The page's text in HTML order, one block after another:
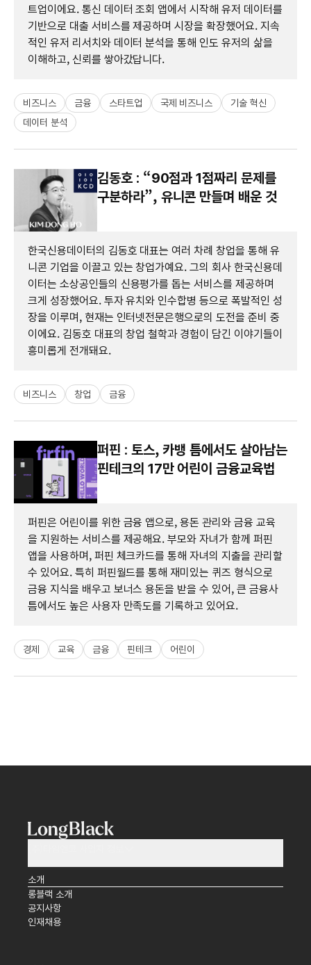
트업이에요. 통신 데이터 조회 앱에서 시작해 유저 데이터를
기반으로 대출 서비스를 제공하며 시장을 확장했어요. 지속
적인 유저 리서치와 데이터 분석을 통해 인도 유저의 삶을
이해하고, 신뢰를 쌓아갔답니다.
비즈니스 금융 스타트업 국제 비즈니스
기술 혁신
데이터 분석
김동호 : “90점과 1점짜리 문제를
구분하라”, 유니콘 만들며 배운 것
한국신용데이터의 김동호 대표는 여러 차례 창업을 통해 유
니콘 기업을 이끌고 있는 창업가예요. 그의 회사 한국신용데
이터는 소상공인들의 신용평가를 돕는 서비스를 제공하며
크게 성장했어요. 투자 유치와 인수합병 등으로 폭발적인 성
장을 이루며, 현재는 인터넷전문은행으로의 도전을 준비 중
이에요. 김동호 대표의 창업 철학과 경험이 담긴 이야기들이
흥미롭게 전개돼요.
비즈니스 창업 금융
퍼핀 : 토스, 카뱅 틈에서도 살아남는
핀테크의 17만 어린이 금융교육법
퍼핀은 어린이를 위한 금융 앱으로, 용돈 관리와 금융 교육
을 지원하는 서비스를 제공해요. 부모와 자녀가 함께 퍼핀
앱을 사용하며, 퍼핀 체크카드를 통해 자녀의 지출을 관리할
수 있어요. 특히 퍼핀월드를 통해 재미있는 퀴즈 형식으로
금융 지식을 배우고 보너스 용돈을 받을 수 있어, 큰 금융사
틈에서도 높은 사용자 만족도를 기록하고 있어요.
경제 교육 금융 핀테크 어린이
소개
롱블랙 소개
공지사항
인재채용